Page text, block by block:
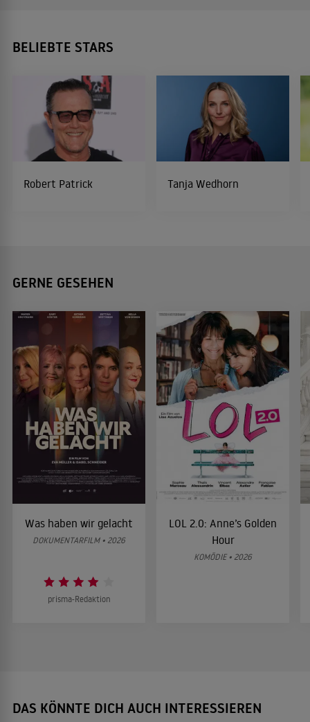
BELIEBTE STARS
Robert Patrick Tanja Wedhorn
GERNE GESEHEN
Was haben wir gelacht
DOKUMENTARFILM • 2026
prisma-Redaktion
LOL 2.0: Anne’s Golden
Hour
KOMÖDIE • 2026
DAS KÖNNTE DICH AUCH INTERESSIEREN